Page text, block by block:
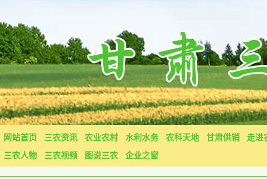
网站首页 三农资讯 农业农村 水利水务 农科天地 甘肃供销
走进
三农人物
三农视频 图说三农 企业之窗